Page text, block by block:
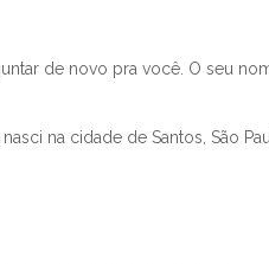
de novo pra você. O seu
na cidade de Santos, São